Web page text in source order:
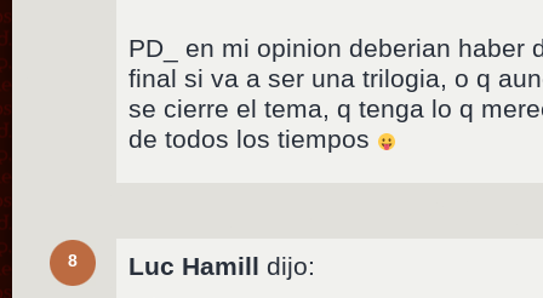
PD_ en mi opinion deberian haber
final si va a ser una trilogia, o q
se cierre el tema, q tenga lo q
de todos los tiempos
8 Luc Hamill dijo: